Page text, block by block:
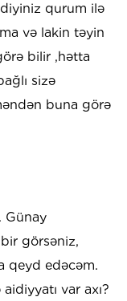
qurum ilə
və lakin təyin
bilir ,hətta
sizə
buna görə
Günay
görsəniz,
qeyd edəcəm.
var axı?